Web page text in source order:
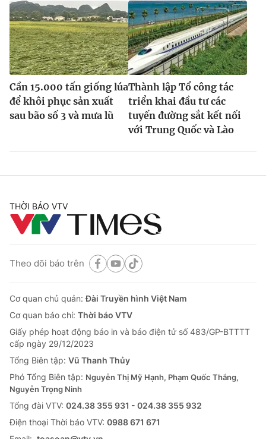
Cần 15.000 tấn giống lúa
để khôi phục sản xuất
sau bão số 3 và mưa lũ
Thành lập Tổ công tác
triển khai đầu tư các
tuyến đường sắt kết nối
với Trung Quốc và Lào
THỜI BÁO VTV
Theo dõi báo trên
Cơ quan chủ quản:Đài Truyền hình Việt Nam
Cơ quan báo chí: Thời báo VTV
Giấy phép hoạt động báo in và báo điện tử số 483/GP-BTTTT
cấp ngày 29/12/2023
Tổng Biên tập: Vũ Thanh Thủy
Phó Tổng Biên tập: Nguyễn Thị Mỹ Hạnh, Phạm Quốc Thắng,
Nguyễn Trọng Ninh
Tổng đài VTV: 024.38 355 931 - 024.38 355 932
Ðiện thoại Thời báo VTV: 0988 671 671